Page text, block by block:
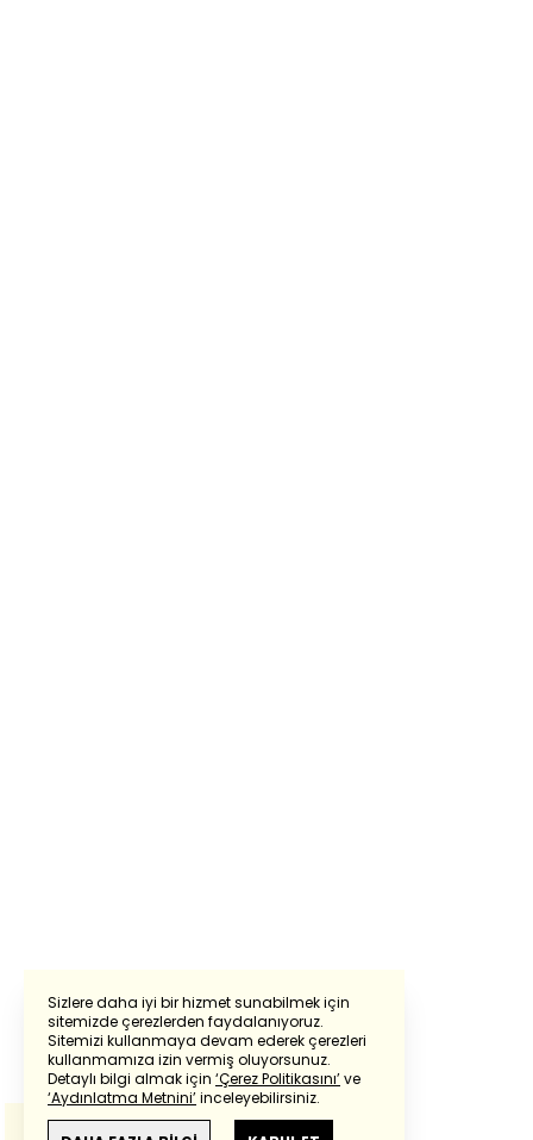
Sizlere daha iyi bir hizmet sunabilmek için
sitemizde çerezlerden faydalanıyoruz.
Sitemizi kullanmaya devam ederek çerezleri
kullanmamıza izin vermiş oluyorsunuz.
Detaylı bilgi almak için ‘Çerez Politikasını’ve
‘Aydınlatma Metnini’inceleyebilirsiniz.
Powered by Translate
Bu çevirideGoogle Transletekullanılmıştır.